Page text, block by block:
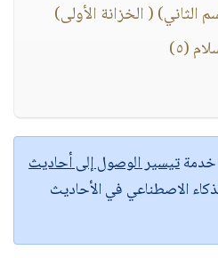
الثاني) ( الخزانة الأولى)
(٥)
تيسير الوصول إلى أحاديث
الاصطناعي في الأحاديث